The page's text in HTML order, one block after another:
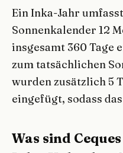
Ein Inka-Jahr
Sonnenkalender 12
insgesamt 360 Tage
zum tatsächlichen
wurden zusätzlich 5
eingefügt, sodass
Was sind